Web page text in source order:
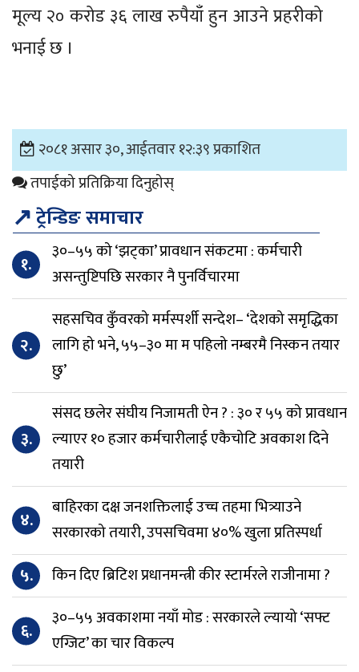
मूल्य २० करोड ३६ लाख रुपैयाँ हुन आउने प्रहरीको
भनाई छ ।
२०८१ असार ३०, आईतवार १२:३९ प्रकाशित
तपाईको प्रतिक्रिया दिनुहोस्
↗ट्रेन्डिङ समाचार
१.
३०–५५ को ‘झट्का’ प्रावधान संकटमा : कर्मचारी
असन्तुष्टिपछि सरकार नै पुनर्विचारमा
२.
सहसचिव कुँवरको मर्मस्पर्शी सन्देश– ‘देशको समृद्धिका
लागि हो भने, ५५–३० मा म पहिलो नम्बरमै निस्कन तयार
छु’
३.
संसद छलेर संघीय निजामती ऐन ? : ३० र ५५ को प्रावधान
ल्याएर १० हजार कर्मचारीलाई एकैचोटि अवकाश दिने
तयारी
४.
बाहिरका दक्ष जनशक्तिलाई उच्च तहमा भित्र्याउने
सरकारको तयारी, उपसचिवमा ४०% खुला प्रतिस्पर्धा
५. किन दिए ब्रिटिश प्रधानमन्त्री कीर स्टार्मरले राजीनामा ?
६.
३०–५५ अवकाशमा नयाँ मोड : सरकारले ल्यायो ‘सफ्ट
एग्जिट’ का चार विकल्प